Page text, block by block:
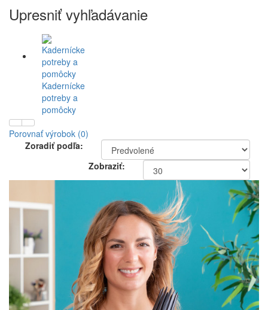
Upresniť vyhľadávanie
Kadernícke
potreby a
pomôcky
Porovnať výrobok (0)
Zoradiť podľa:
Zobraziť: